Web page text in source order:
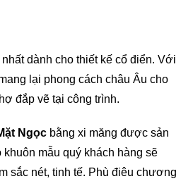
dành cho thiết kế cổ điển. Với
lại phong cách châu Âu cho
đắp vẽ tại công trình.
Ngọc bằng xi măng được sản
mẫu quý khách hàng sẽ
sắc nét, tinh tế. Phù điêu chương